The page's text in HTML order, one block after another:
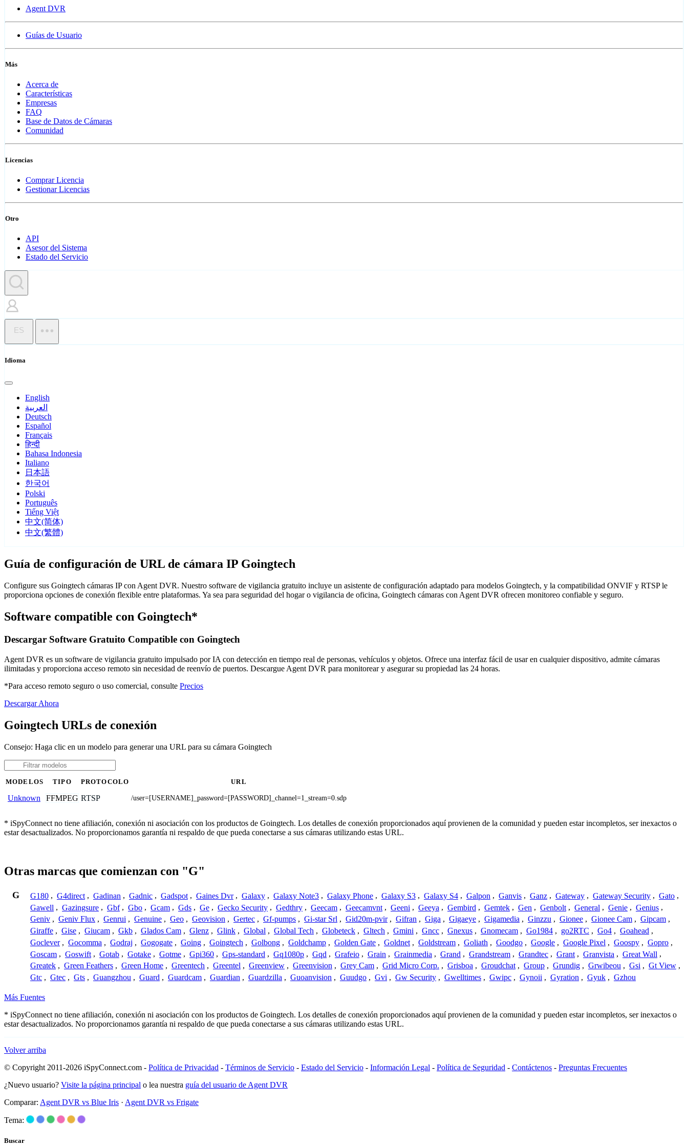
Agent DVR
Guías de Usuario
Más
Acerca de
Características
Empresas
FAQ
Base de Datos de Cámaras
Comunidad
Licencias
Comprar Licencia
Gestionar Licencias
Otro
API
Asesor del Sistema
Estado del Servicio
ES
Idioma
English
العربية
Deutsch
Español
Français
हिन्दी
Bahasa Indonesia
Italiano
日本語
한국어
Polski
Português
Tiếng Việt
中文(简体)
中文(繁體)
Guía de configuración de URL de cámara IP Goingtech
Configure sus Goingtech cámaras IP con Agent DVR. Nuestro software de vigilancia gratuito incluye un asistente de configuración adaptado para modelos Goingtech, y la compatibilidad ONVIF y RTSP le
proporciona opciones de conexión flexible entre plataformas. Ya sea para seguridad del hogar o vigilancia de oficina, Goingtech cámaras con Agent DVR ofrecen monitoreo confiable y seguro.
Software compatible con Goingtech*
Descargar Software Gratuito Compatible con Goingtech
Agent DVR es un software de vigilancia gratuito impulsado por IA con detección en tiempo real de personas, vehículos y objetos. Ofrece una interfaz fácil de usar en cualquier dispositivo, admite cámaras
ilimitadas y proporciona acceso remoto sin necesidad de reenvío de puertos. Descargue Agent DVR para monitorear y asegurar su propiedad las 24 horas.
*Para acceso remoto seguro o uso comercial, consulte Precios
Descargar Ahora
Goingtech URLs de conexión
Consejo: Haga clic en un modelo para generar una URL para su cámara Goingtech
MODELOS TIPO PROTOCOLO URL
Unknown FFMPEG RTSP /user=[USERNAME]_password=[PASSWORD]_channel=1_stream=0.sdp
* iSpyConnect no tiene afiliación, conexión ni asociación con los productos de Goingtech. Los detalles de conexión proporcionados aquí provienen de la comunidad y pueden estar incompletos, ser inexactos o
estar desactualizados. No proporcionamos garantía ni respaldo de que pueda conectarse a sus cámaras utilizando estas URL.
Otras marcas que comienzan con "G"
G G180 , G4direct , Gadinan , Gadnic , Gadspot , Gaines Dvr , Galaxy , Galaxy Note3 , Galaxy Phone , Galaxy S3 , Galaxy S4 , Galpon , Ganvis , Ganz , Gateway , Gateway Security , Gato ,
Gawell , Gazingsure , Gbf , Gbo , Gcam , Gds , Ge , Gecko Security , Gedthry , Geecam , Geecamvnt , Geeni , Geeya , Gembird , Gemtek , Gen , Genbolt , General , Genie , Genius ,
Geniv , Geniv Flux , Genrui , Genuine , Geo , Geovision , Gertec , Gf-pumps , Gi-star Srl , Gid20m-pvir , Gifran , Giga , Gigaeye , Gigamedia , Ginzzu , Gionee , Gionee Cam , Gipcam ,
Giraffe , Gise , Giucam , Gkb , Glados Cam , Glenz , Glink , Global , Global Tech , Globeteck , Gltech , Gmini , Gncc , Gnexus , Gnomecam , Go1984 , go2RTC , Go4 , Goahead ,
Goclever , Gocomma , Godraj , Gogogate , Going , Goingtech , Golbong , Goldchamp , Golden Gate , Goldnet , Goldstream , Goliath , Goodgo , Google , Google Pixel , Goospy , Gopro ,
Goscam , Goswift , Gotab , Gotake , Gotme , Gpi360 , Gps-standard , Gq1080p , Gqd , Grafeio , Grain , Grainmedia , Grand , Grandstream , Grandtec , Grant , Granvista , Great Wall ,
Greatek , Green Feathers , Green Home , Greentech , Greentel , Greenview , Greenvision , Grey Cam , Grid Micro Corp. , Grisboa , Groudchat , Group , Grundig , Grwibeou , Gsi , Gt View ,
Gtc , Gtec , Gts , Guangzhou , Guard , Guardcam , Guardian , Guardzilla , Guoanvision , Guudgo , Gvi , Gw Security , Gwelltimes , Gwipc , Gynoii , Gyration , Gyuk , Gzhou
Más Fuentes
* iSpyConnect no tiene afiliación, conexión ni asociación con los productos de Goingtech. Los detalles de conexión proporcionados aquí provienen de la comunidad y pueden estar incompletos, ser inexactos o
estar desactualizados. No proporcionamos garantía ni respaldo de que pueda conectarse a sus cámaras utilizando estas URL.
Volver arriba
© Copyright 2011-2026 iSpyConnect.com - Política de Privacidad - Términos de Servicio - Estado del Servicio - Información Legal - Política de Seguridad - Contáctenos - Preguntas Frecuentes
¿Nuevo usuario? Visite la página principal o lea nuestra guía del usuario de Agent DVR
Comparar: Agent DVR vs Blue Iris · Agent DVR vs Frigate
Tema:
Buscar